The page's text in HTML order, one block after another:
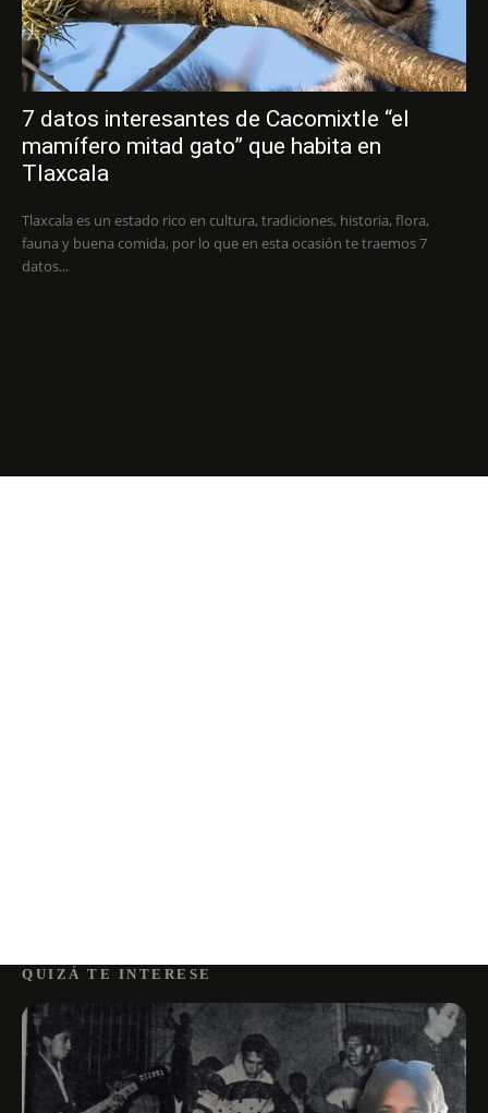
7 datos interesantes de Cacomixtle “el
mamífero mitad gato” que habita en
Tlaxcala
Tlaxcala es un estado rico en cultura, tradiciones, historia, flora,
fauna y buena comida, por lo que en esta ocasión te traemos 7
datos...
QUIZÁ TE INTERESE